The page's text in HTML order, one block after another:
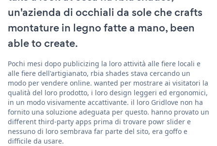
un'azienda di occhiali da sole che crafts
montature in legno fatte a mano, been
able to create.
Pochi mesi dopo publicizing la loro attività alle fiere locali e
alle fiere dell'artigianato, rbia shades stava cercando un
modo per vendere online. wanted per mostrare ai visitatori la
qualità del loro prodotto, i loro design leggeri ed ergonomici,
in un modo visivamente accattivante. il loro Gridlove non ha
fornito una soluzione adeguata per questo. hanno provato un
different third-party apps prima di trovare powr slider e
nessuno di loro sembrava far parte del sito, era goffo e
difficile da usare.